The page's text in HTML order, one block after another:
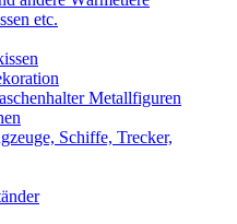
etc.
Metallfiguren
Schiffe, Trecker,